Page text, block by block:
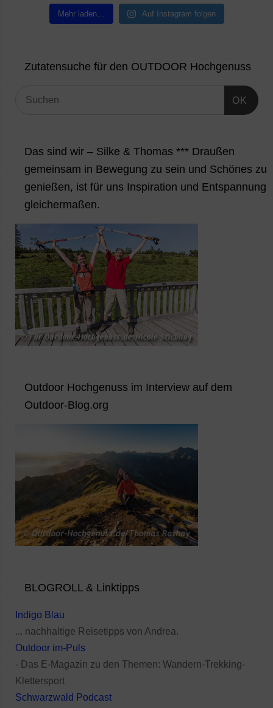
Mehr laden… Auf Instagram folgen
Zutatensuche für den OUTDOOR Hochgenuss
OK
Das sind wir – Silke & Thomas *** Draußen
gemeinsam in Bewegung zu sein und Schönes zu
genießen, ist für uns Inspiration und Entspannung
gleichermaßen.
Outdoor Hochgenuss im Interview auf dem
Outdoor-Blog.org
BLOGROLL & Linktipps
Indigo Blau
... nachhaltige Reisetipps von Andrea.
Outdoor im-Puls
- Das E-Magazin zu den Themen: Wandern-Trekking-
Klettersport
Schwarzwald Podcast